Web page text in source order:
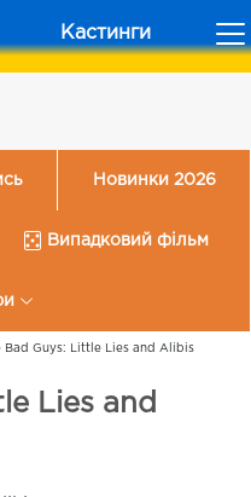
Кастинги
Новинки 2026
Випадковий фільм
Bad Guys: Little Lies and Alibis
Lies and